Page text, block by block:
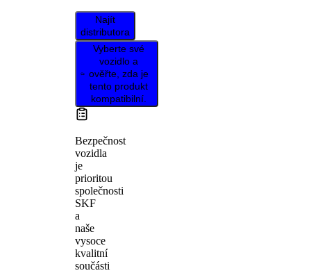
Najít
distributora
Vyberte své
vozidlo a
ověřte, zda je
tento produkt
kompatibilní.
Bezpečnost
vozidla
je
prioritou
společnosti
SKF
a
naše
vysoce
kvalitní
součásti